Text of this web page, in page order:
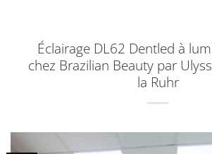
Éclairage DL62 Dentled à
chez Brazilian Beauty par
la Ruhr